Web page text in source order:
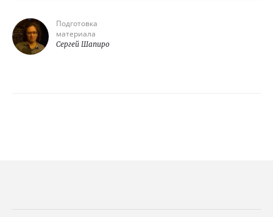
Подготовка
материала
Сергей Шапиро